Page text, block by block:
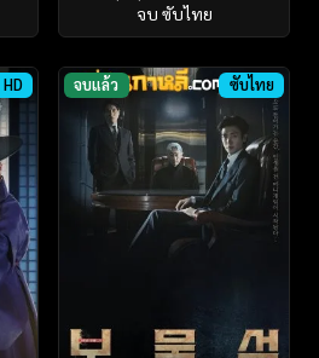
จบ ซับไทย
HD จบแล้ว ซับไทย